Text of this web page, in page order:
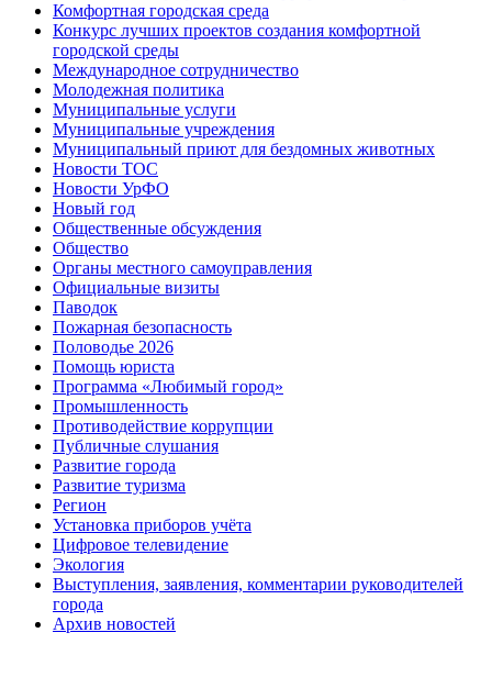
Комфортная городская среда
Конкурс лучших проектов создания комфортной
городской среды
Международное сотрудничество
Молодежная политика
Муниципальные услуги
Муниципальные учреждения
Муниципальный приют для бездомных животных
Новости ТОС
Новости УрФО
Новый год
Общественные обсуждения
Общество
Органы местного самоуправления
Официальные визиты
Паводок
Пожарная безопасность
Половодье 2026
Помощь юриста
Программа «Любимый город»
Промышленность
Противодействие коррупции
Публичные слушания
Развитие города
Развитие туризма
Регион
Установка приборов учёта
Цифровое телевидение
Экология
Выступления, заявления, комментарии руководителей
города
Архив новостей